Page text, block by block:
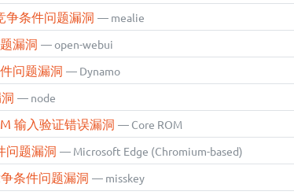
争条件问题漏洞 — mealie
漏洞 — open-webui
问题漏洞 — Dynamo
— node
输入验证错误漏洞 — Core ROM
问题漏洞 — Microsoft Edge (Chromium-based)
条件问题漏洞 — misskey